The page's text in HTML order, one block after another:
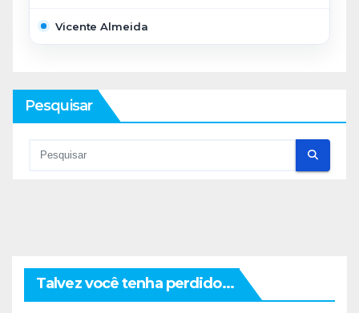
Vicente Almeida
Pesquisar
Talvez você tenha perdido...